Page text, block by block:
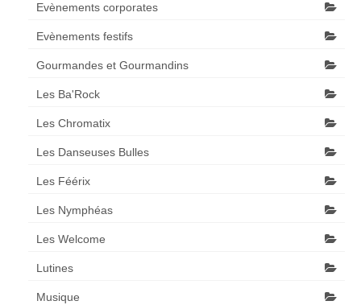
Evènements corporates
Evènements festifs
Gourmandes et Gourmandins
Les Ba'Rock
Les Chromatix
Les Danseuses Bulles
Les Féérix
Les Nymphéas
Les Welcome
Lutines
Musique